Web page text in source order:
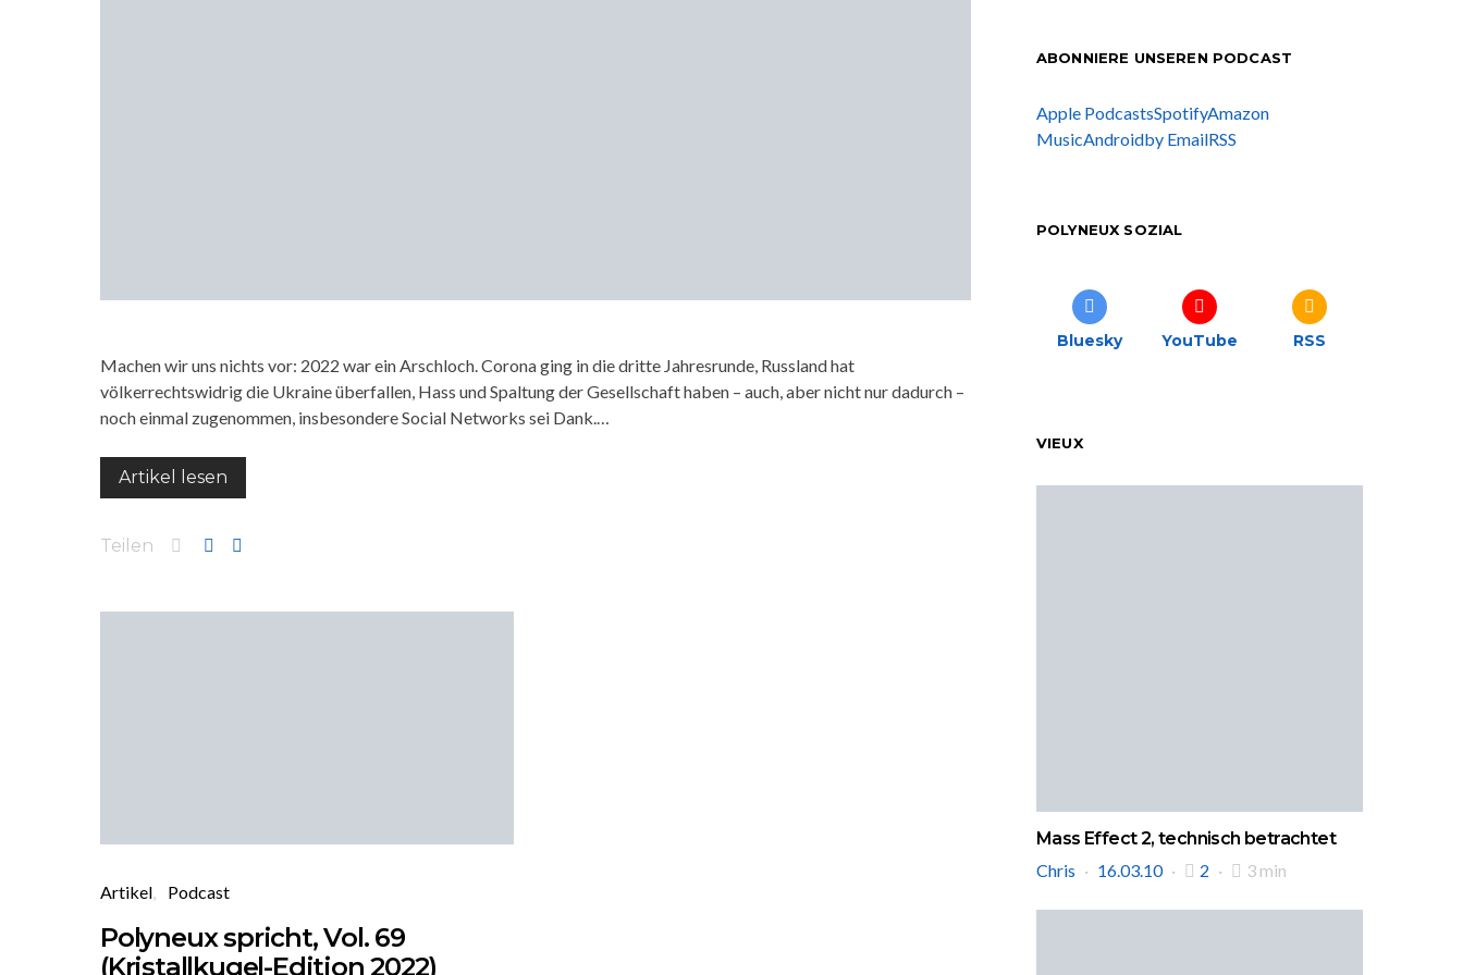
Machen wir uns nichts vor: 2022 war ein Arschloch. Corona ging in die dritte Jahresrunde, Russland hat
völkerrechtswidrig die Ukraine überfallen, Hass und Spaltung der Gesellschaft haben – auch, aber nicht nur dadurch –
noch einmal zugenommen, insbesondere Social Networks sei Dank.…
Artikel lesen
Teilen
Artikel Podcast
Polyneux spricht, Vol. 69
(Kristallkugel-Edition 2022)
ABONNIERE UNSEREN PODCAST
Apple PodcastsSpotifyAmazon
MusicAndroidby EmailRSS
POLYNEUX SOZIAL
Bluesky YouTube RSS
VIEUX
Mass Effect 2, technisch betrachtet
Chris
16.03.10 2 3 min